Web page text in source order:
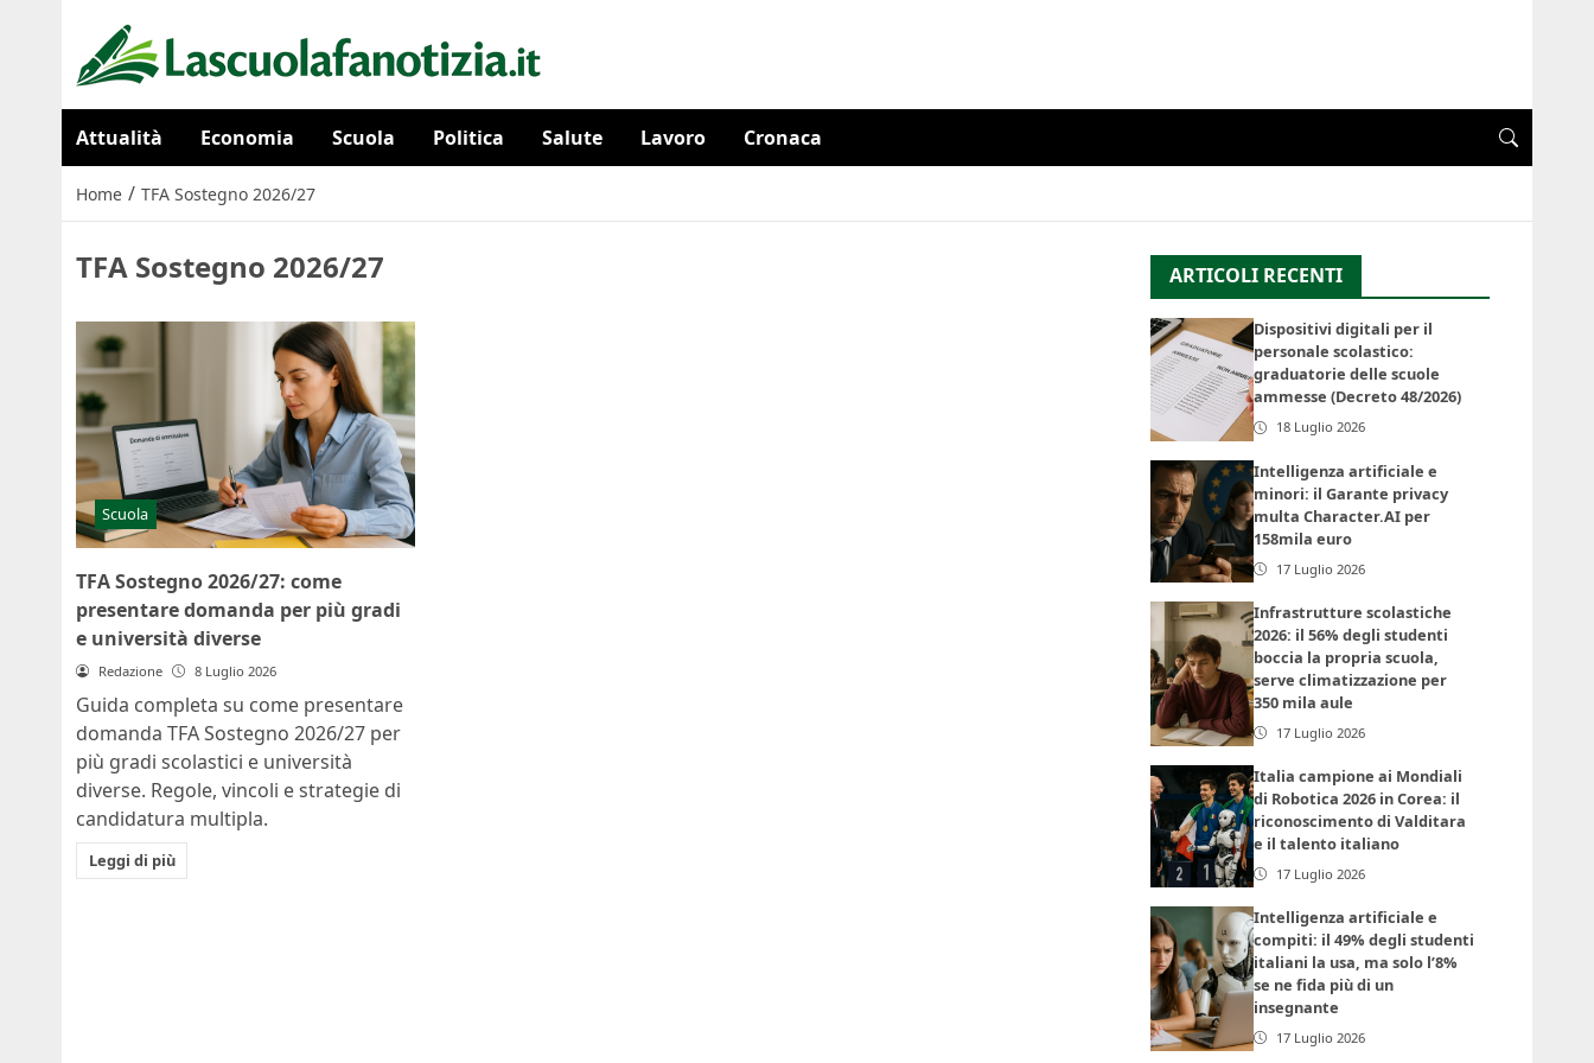
Attualità Economia Scuola Politica Salute Lavoro Cronaca
Home / TFA Sostegno 2026/27
TFA Sostegno 2026/27
Scuola
TFA Sostegno 2026/27: come
presentare domanda per più gradi
e università diverse
Redazione 8 Luglio 2026
Guida completa su come presentare
domanda TFA Sostegno 2026/27 per
più gradi scolastici e università
diverse. Regole, vincoli e strategie di
candidatura multipla.
Leggi di più
ARTICOLI RECENTI
Dispositivi digitali per il
personale scolastico:
graduatorie delle scuole
ammesse (Decreto 48/2026)
18 Luglio 2026
Intelligenza artificiale e
minori: il Garante privacy
multa Character.AI per
158mila euro
17 Luglio 2026
Infrastrutture scolastiche
2026: il 56% degli studenti
boccia la propria scuola,
serve climatizzazione per
350 mila aule
17 Luglio 2026
Italia campione ai Mondiali
di Robotica 2026 in Corea: il
riconoscimento di Valditara
e il talento italiano
17 Luglio 2026
Intelligenza artificiale e
compiti: il 49% degli studenti
italiani la usa, ma solo l’8%
se ne fida più di un
insegnante
17 Luglio 2026